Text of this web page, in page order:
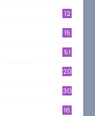
12
15
51
20
30
16